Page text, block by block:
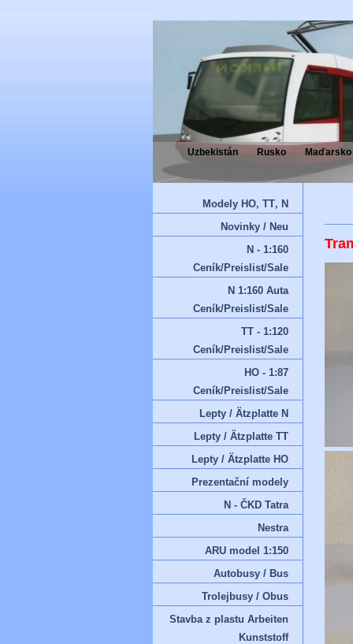
Maďarsko
Rusko
Uzbekistán
Modely HO‚ TT‚ N
Novinky / Neu
N - 1:160
Ceník/Preislist/Sale
N 1:160 Auta
Ceník/Preislist/Sale
TT - 1:120
Ceník/Preislist/Sale
HO - 1:87
Ceník/Preislist/Sale
Lepty / Ätzplatte N
Lepty / Ätzplatte TT
Lepty / Ätzplatte HO
Prezentační modely
N - ČKD Tatra
Nestra
ARU model 1:150
Autobusy / Bus
Trolejbusy / Obus
Stavba z plastu Arbeiten
Kunststoff